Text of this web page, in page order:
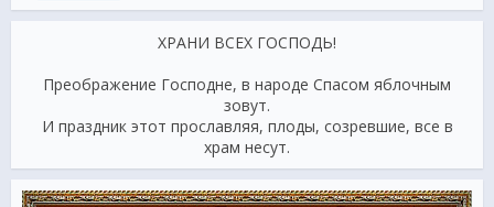
ХРАНИ ВСЕХ ГОСПОДЬ!
Преображение Господне, в народе Спасом яблочным
зовут.
И праздник этот прославляя, плоды, созревшие, все в
храм несут.